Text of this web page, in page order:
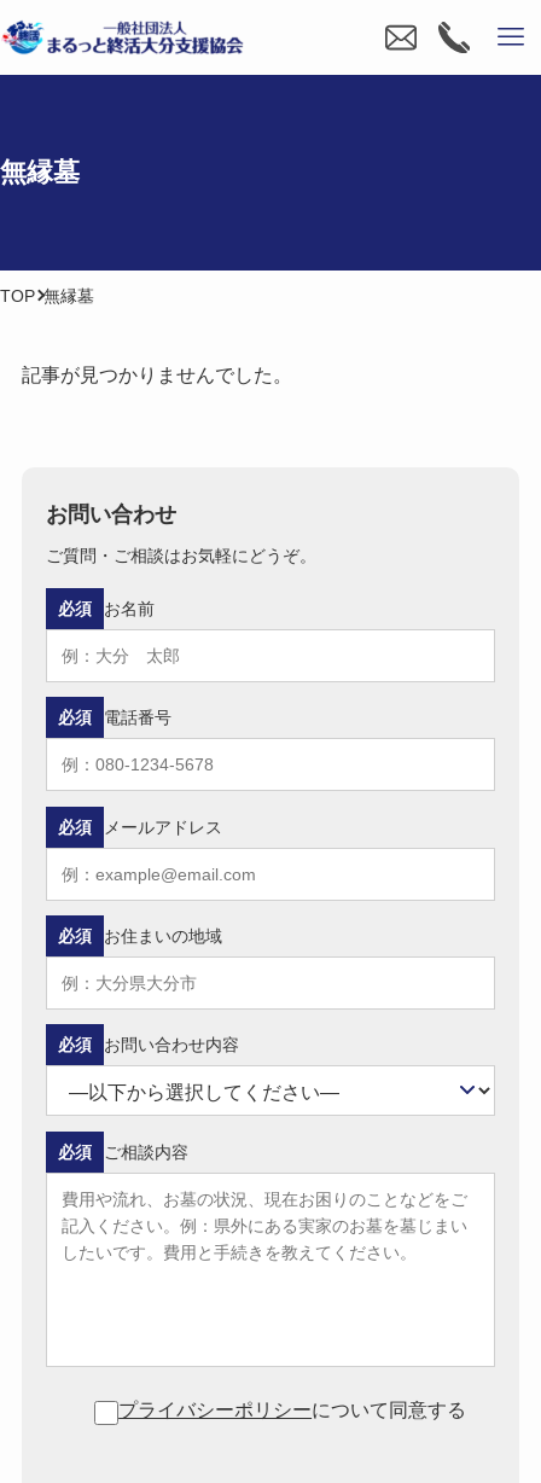
無縁墓
TOP 無縁墓
記事が見つかりませんでした。
お問い合わせ
ご質問・ご相談はお気軽にどうぞ。
お名前
必須
電話番号
必須
メールアドレス
必須
お住まいの地域
必須
お問い合わせ内容
必須
ご相談内容
必須
プライバシーポリシーについて同意する